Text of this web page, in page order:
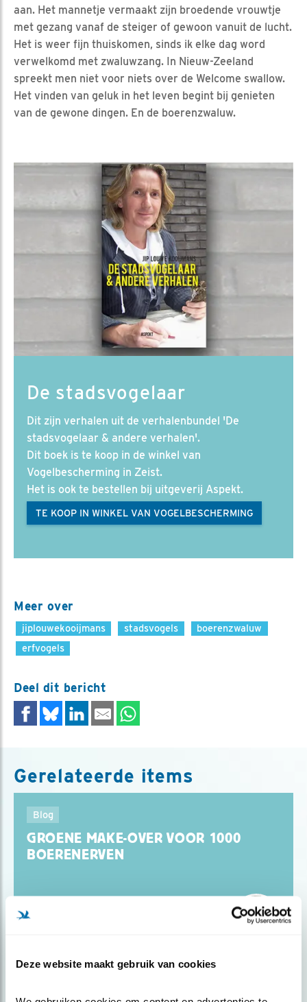
Deze website maakt gebruik van cookies
aan. Het mannetje vermaakt zijn broedende vrouwtje
met gezang vanaf de steiger of gewoon vanuit de lucht.
Het is weer fijn thuiskomen, sinds ik elke dag word
verwelkomd met zwaluwzang. In Nieuw-Zeeland
spreekt men niet voor niets over de Welcome swallow.
Het vinden van geluk in het leven begint bij genieten
van de gewone dingen. En de boerenzwaluw.
De stadsvogelaar
Dit zijn verhalen uit de verhalenbundel 'De
stadsvogelaar & andere verhalen'.
Dit boek is te koop in de winkel van
Vogelbescherming in Zeist.
Het is ook te bestellen bij uitgeverij Aspekt.
TE KOOP IN WINKEL VAN VOGELBESCHERMING
Meer over
jiplouwekooijmans stadsvogels
boerenzwaluw
erfvogels
Deel dit bericht
Gerelateerde items
Blog
GROENE MAKE-OVER VOOR 1000
BOERENERVEN